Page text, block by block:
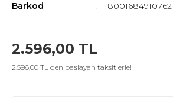
Barkod
2.596,00 TL
2.596,00 TL den başlayan taksitlerle!